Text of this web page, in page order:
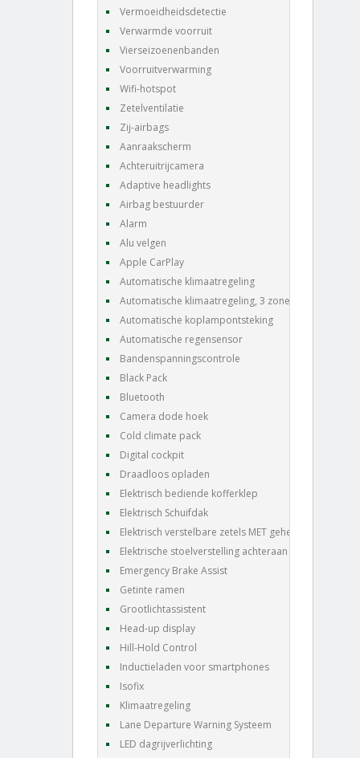
Vermoeidheidsdetectie
Verwarmde voorruit
Vierseizoenenbanden
Voorruitverwarming
Wifi-hotspot
Zetelventilatie
Zij-airbags
Aanraakscherm
Achteruitrijcamera
Adaptive headlights
Airbag bestuurder
Alarm
Alu velgen
Apple CarPlay
Automatische klimaatregeling
Automatische klimaatregeling, 3 zones
Automatische koplampontsteking
Automatische regensensor
Bandenspanningscontrole
Black Pack
Bluetooth
Camera dode hoek
Cold climate pack
Digital cockpit
Draadloos opladen
Elektrisch bediende kofferklep
Elektrisch Schuifdak
Elektrisch verstelbare zetels MET geheugen
Elektrische stoelverstelling achteraan
Emergency Brake Assist
Getinte ramen
Grootlichtassistent
Head-up display
Hill-Hold Control
Inductieladen voor smartphones
Isofix
Klimaatregeling
Lane Departure Warning Systeem
LED dagrijverlichting